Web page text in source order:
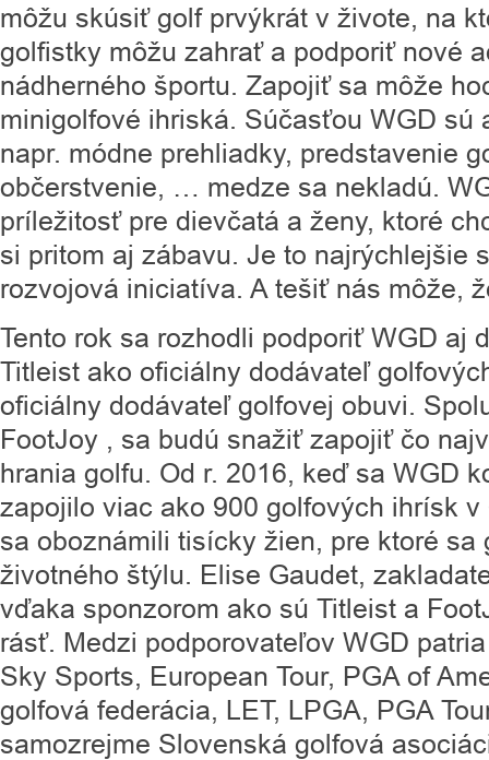
môžu skúsiť golf prvýkrát v živote, na
golfistky môžu zahrať a podporiť nové
nádherného športu. Zapojiť sa môže
minigolfové ihriská. Súčasťou WGD sú
napr. módne prehliadky, predstavenie
občerstvenie, … medze sa nekladú.
príležitosť pre dievčatá a ženy, ktoré
si pritom aj zábavu. Je to najrýchlejšie
rozvojová iniciatíva. A tešiť nás môže,
Tento rok sa rozhodli podporiť WGD aj
Titleist ako oficiálny dodávateľ
oficiálny dodávateľ golfovej obuvi.
FootJoy , sa budú snažiť zapojiť čo
hrania golfu. Od r. 2016, keď sa WGD
zapojilo viac ako 900 golfových ihrísk
sa oboznámili tisícky žien, pre ktoré
životného štýlu. Elise Gaudet,
vďaka sponzorom ako sú Titleist a
rásť. Medzi podporovateľov WGD
Sky Sports, European Tour, PGA of
golfová federácia, LET, LPGA, PGA
samozrejme Slovenská golfová